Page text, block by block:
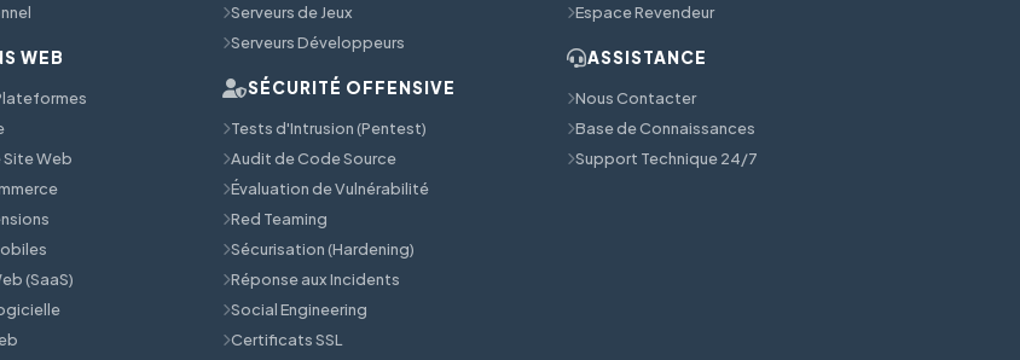
WEB
Web
(SaaS)
Serveurs de Jeux
Serveurs Développeurs
SÉCURITÉ OFFENSIVE
Tests d'Intrusion (Pentest)
Audit de Code Source
Évaluation de Vulnérabilité
Red Teaming
Sécurisation (Hardening)
Réponse aux Incidents
Social Engineering
Certificats SSL
Espace Revendeur
ASSISTANCE
Nous Contacter
Base de Connaissances
Support Technique 24/7